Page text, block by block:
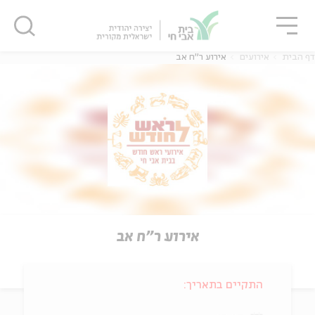
דף הבית אירועים אירוע ר"ח אב
אירוע ר"ח אב
התקיים בתאריך:
סגור